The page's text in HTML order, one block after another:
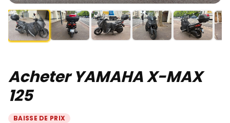
Acheter YAMAHA X-MAX
125
BAISSE DE PRIX